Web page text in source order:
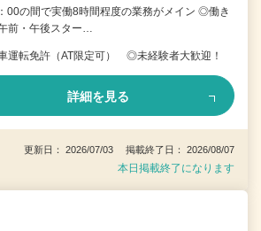
00の間で実働8時間程度の業務がメイン ◎働き
前・午後スター…
運転免許（AT限定可） ◎未経験者大歓迎！
詳細を見る
更新日： 2026/07/03 掲載終了日： 2026/08/07
本日掲載終了になります